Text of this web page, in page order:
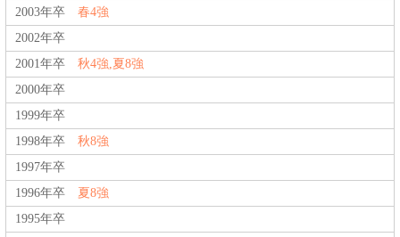
2003年卒 春4強
2002年卒
2001年卒 秋4強,夏8強
2000年卒
1999年卒
1998年卒 秋8強
1997年卒
1996年卒 夏8強
1995年卒